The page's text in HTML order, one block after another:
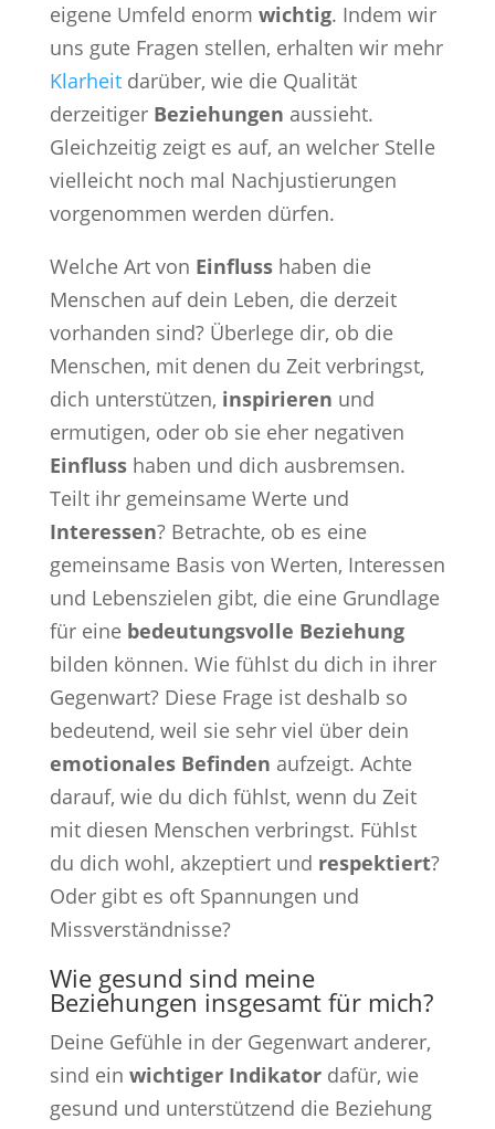
eigene Umfeld enorm wichtig. Indem wir
uns gute Fragen stellen, erhalten wir mehr
Klarheitdarüber, wie die Qualität
derzeitiger Beziehungen aussieht.
Gleichzeitig zeigt es auf, an welcher Stelle
vielleicht noch mal Nachjustierungen
vorgenommen werden dürfen.
Welche Art von Einflusshaben die
Menschen auf dein Leben, die derzeit
vorhanden sind? Überlege dir, ob die
Menschen, mit denen du Zeit verbringst,
dich unterstützen, inspirieren und
ermutigen, oder ob sie eher negativen
Einflusshaben und dich ausbremsen.
Teilt ihr gemeinsame Werte und
Interessen? Betrachte, ob es eine
gemeinsame Basis von Werten, Interessen
und Lebenszielen gibt, die eine Grundlage
für eine bedeutungsvolle Beziehung
bilden können. Wie fühlst du dich in ihrer
Gegenwart? Diese Frage ist deshalb so
bedeutend, weil sie sehr viel über dein
emotionales Befinden aufzeigt. Achte
darauf, wie du dich fühlst, wenn du Zeit
mit diesen Menschen verbringst. Fühlst
du dich wohl, akzeptiert und respektiert?
Oder gibt es oft Spannungen und
Missverständnisse?
Wie gesund sind meine
Beziehungen insgesamt für mich?
Deine Gefühle in der Gegenwart anderer,
sind ein wichtiger Indikatordafür, wie
gesund und unterstützend die Beziehung